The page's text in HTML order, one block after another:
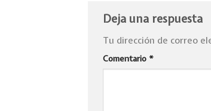
Deja una respuesta
Tu dirección de correo
Comentario *